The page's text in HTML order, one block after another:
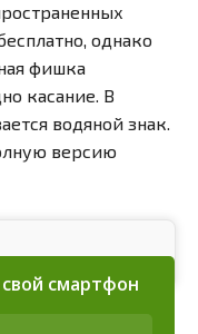
однако
фишка
касание. В
водяной знак.
версию
смартфон